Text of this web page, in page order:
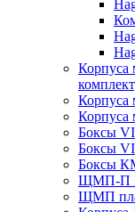
Корпуса
Корпуса
Корпуса
Боксы
Боксы
Боксы
ЩМП-П
ЩМП